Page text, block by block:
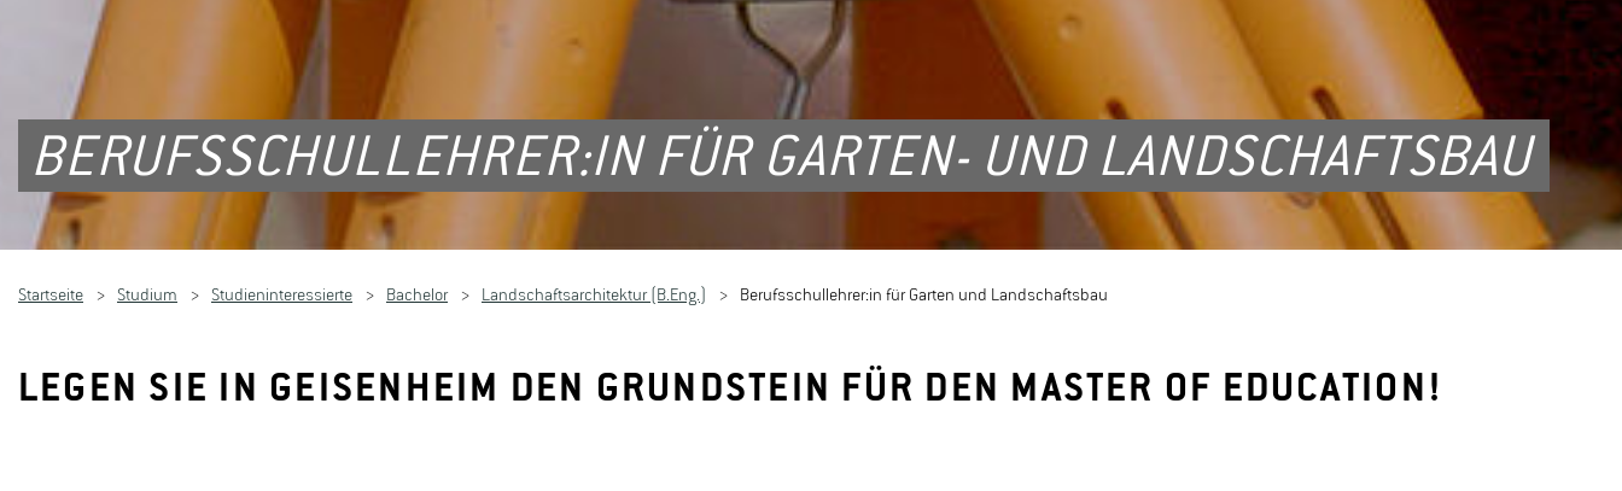
BERUFSSCHULLEHRER:IN FÜR GARTEN- UND LANDSCHAFTSBAU
Startseite Studium Studieninteressierte Bachelor Landschaftsarchitektur (B.Eng.) Berufsschullehrer:in für Garten und Landschaftsbau
LEGEN SIE IN GEISENHEIM DEN GRUNDSTEIN FÜR DEN MASTER OF EDUCATION!